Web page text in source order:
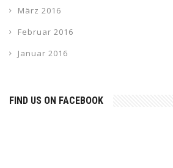
März 2016
Februar 2016
Januar 2016
FIND US ON FACEBOOK